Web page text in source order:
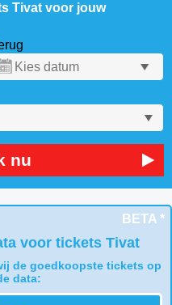
Tivat voor jouw
nu
BETA *
voor tickets Tivat
de goedkoopste tickets op
data: